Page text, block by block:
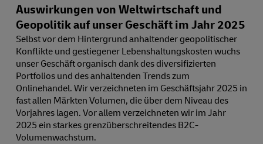
Auswirkungen von Weltwirtschaft und
Geopolitik auf unser Geschäft im Jahr 2025
Selbst vor dem Hintergrund anhaltender geopolitischer
Konflikte und gestiegener Lebenshaltungskosten wuchs
unser Geschäft organisch dank des diversifizierten
Portfolios und des anhaltenden Trends zum
Onlinehandel. Wir verzeichneten im Geschäftsjahr 2025 in
fast allen Märkten Volumen, die über dem Niveau des
Vorjahres lagen. Vor allem verzeichneten wir im Jahr
2025 ein starkes grenzüberschreitendes B2C-
Volumenwachstum.